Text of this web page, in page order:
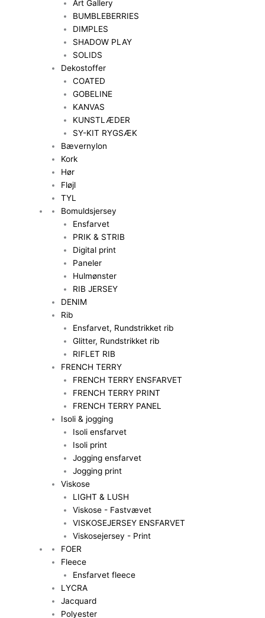
Art Gallery
BUMBLEBERRIES
DIMPLES
SHADOW PLAY
SOLIDS
Dekostoffer
COATED
GOBELINE
KANVAS
KUNSTLÆDER
SY-KIT RYGSÆK
Bævernylon
Kork
Hør
Fløjl
TYL
Bomuldsjersey
Ensfarvet
PRIK & STRIB
Digital print
Paneler
Hulmønster
RIB JERSEY
DENIM
Rib
Ensfarvet, Rundstrikket rib
Glitter, Rundstrikket rib
RIFLET RIB
FRENCH TERRY
FRENCH TERRY ENSFARVET
FRENCH TERRY PRINT
FRENCH TERRY PANEL
Isoli & jogging
Isoli ensfarvet
Isoli print
Jogging ensfarvet
Jogging print
Viskose
LIGHT & LUSH
Viskose - Fastvævet
VISKOSEJERSEY ENSFARVET
Viskosejersey - Print
FOER
Fleece
Ensfarvet fleece
LYCRA
Jacquard
Polyester